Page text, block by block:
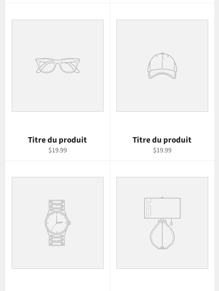
Titre du produit
$19.99
Titre du produit
$19.99